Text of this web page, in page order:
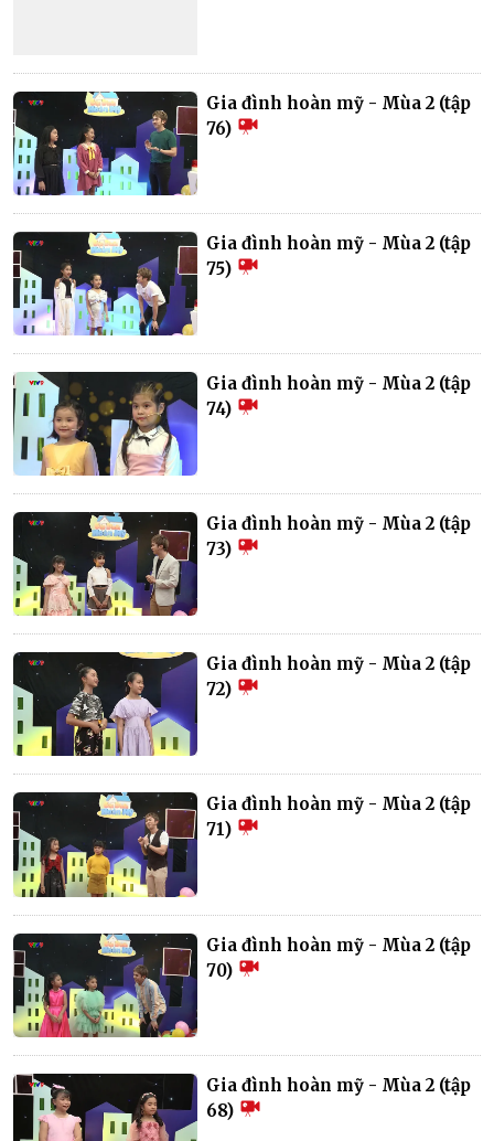
Gia đình hoàn mỹ - Mùa 2 (tập
76)
Gia đình hoàn mỹ - Mùa 2 (tập
75)
Gia đình hoàn mỹ - Mùa 2 (tập
74)
Gia đình hoàn mỹ - Mùa 2 (tập
73)
Gia đình hoàn mỹ - Mùa 2 (tập
72)
Gia đình hoàn mỹ - Mùa 2 (tập
71)
Gia đình hoàn mỹ - Mùa 2 (tập
70)
Gia đình hoàn mỹ - Mùa 2 (tập
68)